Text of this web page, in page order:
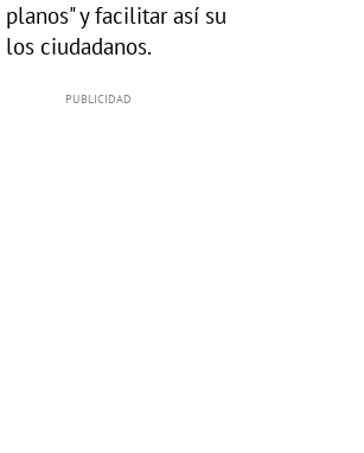
y facilitar así su
ciudadanos.